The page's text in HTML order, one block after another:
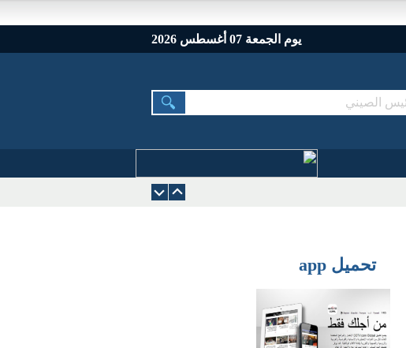
يوم الجمعة 07 أغسطس 2026
تحميل app